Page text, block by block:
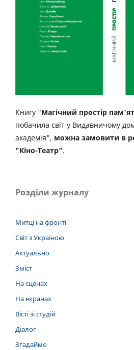
Книгу "Магічний простір пам'ят
побачила світ у Видавничому
академія", можна замовити в
"Кіно-Театр".
Розділи журналу
Митці на фронті
Світ з Україною
Актуально
Зміст
На сценах
На екранах
Вісті зі студій
Діалог
Згадаймо